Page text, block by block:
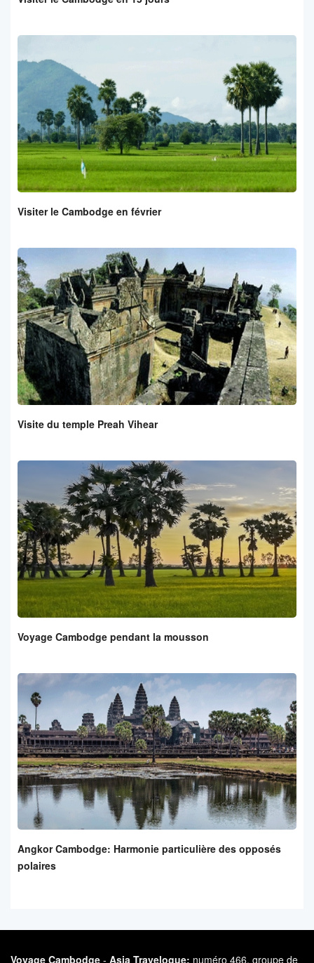
Visiter le Cambodge en février
Visite du temple Preah Vihear
Voyage Cambodge pendant la mousson
Angkor Cambodge: Harmonie particulière des opposés
polaires
Voyage Cambodge - Asia Travelogue: numéro 466, groupe de